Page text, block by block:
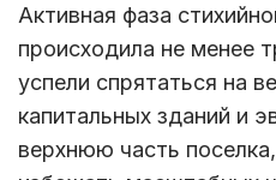
Активная фаза
происходила не менее
успели спрятаться на
капитальных зданий и
верхнюю часть